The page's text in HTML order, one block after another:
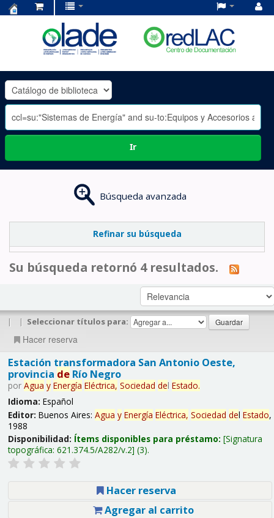
OLADE
-
Ir
Búsqueda avanzada
Refinar su búsqueda
Su búsqueda retornó 4 resultados.
| | Seleccionar títulos para:
Hacer reserva
Estación transformadora San Antonio Oeste,
provincia deRío Negro
por Agua y Energía Eléctrica, Sociedad del Estado.
Idioma: Español
Editor: Buenos Aires: Agua y Energía Eléctrica, Sociedad del Estado,
1988
Disponibilidad: Ítems disponibles para préstamo: Signatura
topográfica: 621.374.5/A282/v.2 (3).
Hacer reserva
Agregar al carrito